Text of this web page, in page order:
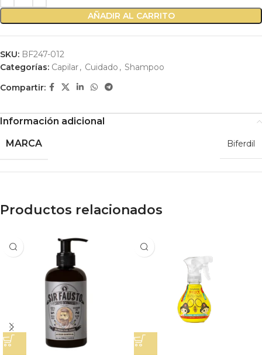
AÑADIR AL CARRITO
SKU: BF247-012
Categorías: Capilar, Cuidado , Shampoo
Compartir:
Información adicional
MARCA
Biferdil
Productos relacionados